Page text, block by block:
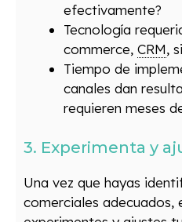
efectivamente?
Tecnología
commerce, CRM,
Tiempo de
canales dan
requieren meses
3. Experimenta y
Una vez que hayas
comerciales adecuados,